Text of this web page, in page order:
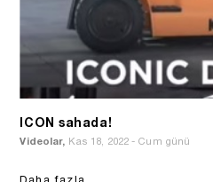
ICON sahada!
Videolar, Kas 18, 2022 - Cum günü